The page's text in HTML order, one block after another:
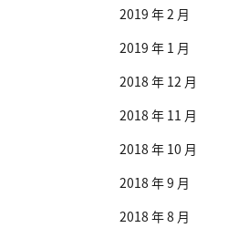
2019 年 2 月
2019 年 1 月
2018 年 12 月
2018 年 11 月
2018 年 10 月
2018 年 9 月
2018 年 8 月